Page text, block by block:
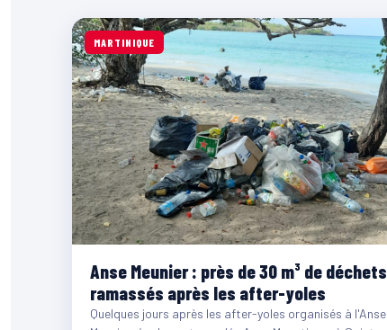
MARTINIQUE
Anse Meunier : près de 30 m³ de déchets
ramassés après les after-yoles
Quelques jours après les after-yoles organisés à l'Anse